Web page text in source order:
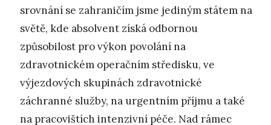
srovnání se zahraničím jsme jediným státem na
světě, kde absolvent získá odbornou
způsobilost pro výkon povolání na
zdravotnickém operačním středisku, ve
výjezdových skupinách zdravotnické
záchranné služby, na urgentním příjmu a také
na pracovištích intenzivní péče. Nad rámec